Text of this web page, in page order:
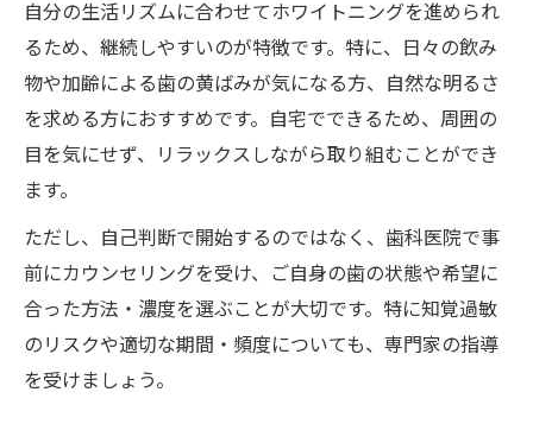
ホームホワイトニング濃度ごとの効果比較
濃度が変わるとホームホワイトニングの結
果は？
高濃度と低濃度のホームホワイトニング特
ホームホワイトニングの濃度が効果に与え
る影響
濃度別に見るホームホワイトニングの持続
性
ホームホワイトニングの失敗しない選び方
自分の生活リズムに合わせてホワイトニングを進められ
るため、継続しやすいのが特徴です。特に、日々の飲み
物や加齢による歯の黄ばみが気になる方、自然な明るさ
を求める方におすすめです。自宅でできるため、周囲の
目を気にせず、リラックスしながら取り組むことができ
ます。
ただし、自己判断で開始するのではなく、歯科医院で事
前にカウンセリングを受け、ご自身の歯の状態や希望に
合った方法・濃度を選ぶことが大切です。特に知覚過敏
のリスクや適切な期間・頻度についても、専門家の指導
を受けましょう。